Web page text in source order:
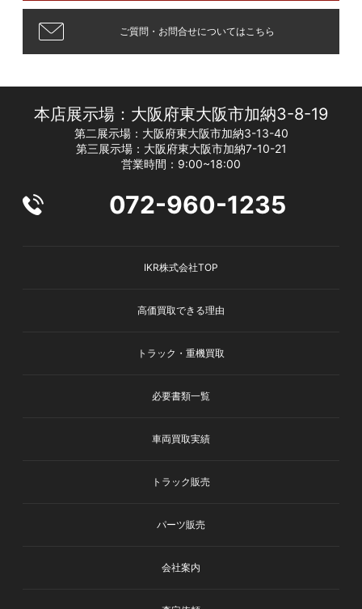
ご質問・お問合せについてはこちら
本店展示場：大阪府東大阪市加納3-8-19
第二展示場：大阪府東大阪市加納3-13-40
第三展示場：大阪府東大阪市加納7-10-21
営業時間：9:00~18:00
072-960-1235
IKR株式会社TOP
高価買取できる理由
トラック・重機買取
必要書類一覧
車両買取実績
トラック販売
パーツ販売
会社案内